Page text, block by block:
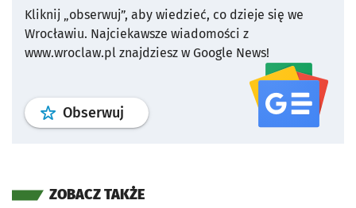
Kliknij „obserwuj”, aby wiedzieć, co dzieje się we
Wrocławiu. Najciekawsze wiadomości z
www.wroclaw.pl znajdziesz w Google News!
Obserwuj profil serwisu
ZOBACZ TAKŻE